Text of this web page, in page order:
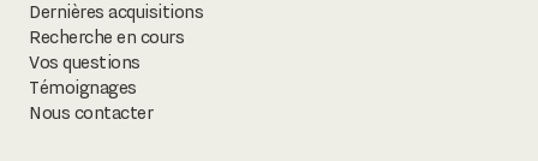
Dernières acquisitions
Recherche en cours
Vos questions
Témoignages
Nous contacter